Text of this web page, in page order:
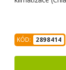
KÓD: 2898414